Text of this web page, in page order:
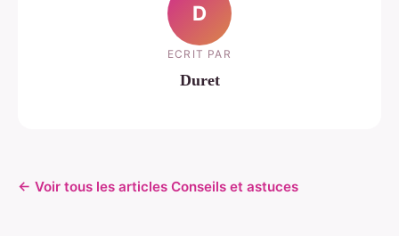
D
ECRIT PAR
Duret
← Voir tous les articles Conseils et astuces